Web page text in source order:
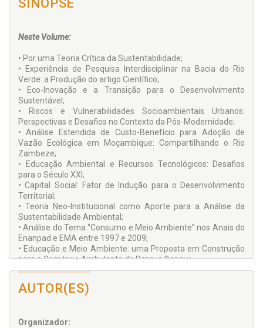
SINOPSE
Neste Volume:
• Por uma Teoria Crítica da Sustentabilidade;
• Experiência de Pesquisa Interdisciplinar na Bacia do Rio
Verde: a Produção do artigo Científico;
• Eco-Inovação e a Transição para o Desenvolvimento
Sustentável;
• Riscos e Vulnerabilidades Socioambientais Urbanos:
Perspectivas e Desafios no Contexto da Pós-Modernidade;
• Análise Estendida de Custo-Benefício para Adoção de
Vazão Ecológica em Moçambique: Compartilhando o Rio
Zambeze;
• Educação Ambiental e Recursos Tecnológicos: Desafios
para o Século XXI;
• Capital Social: Fator de Indução para o Desenvolvimento
Territorial;
• Teoria Neo-Institucional como Aporte para a Análise da
Sustentabilidade Ambiental;
• Análise do Tema “Consumo e Meio Ambiente” nos Anais do
Enanpad e EMA entre 1997 e 2009;
• Educação e Meio Ambiente: uma Proposta em Construção
para o Comércio Ambulante do Parque Barigui;
• Direito Urbanístico e a Dimensão da Sustentabilidade:
Cidades Sustentáveis, uma Exigência para um Novo
Paradigma;
Pública;
AUTOR(ES)
Organizador: